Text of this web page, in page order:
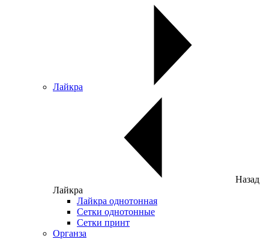
Лайкра
Назад
Лайкра
Лайкра однотонная
Сетки однотонные
Сетки принт
Органза